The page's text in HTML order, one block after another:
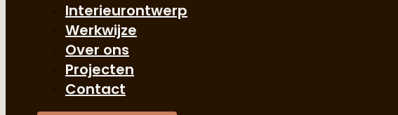
Interieurontwerp
Werkwijze
Over ons
Projecten
Contact